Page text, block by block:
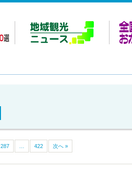
287 422 次へ »